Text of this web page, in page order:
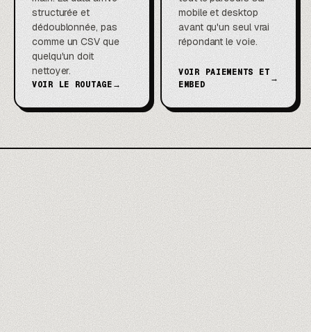
structurée et
dédoublonnée, pas
comme un CSV que
quelqu'un doit
nettoyer.
VOIR LE ROUTAGE→
mobile et desktop
avant qu'un seul vrai
répondant le voie.
VOIR PAIEMENTS ET
EMBED
→